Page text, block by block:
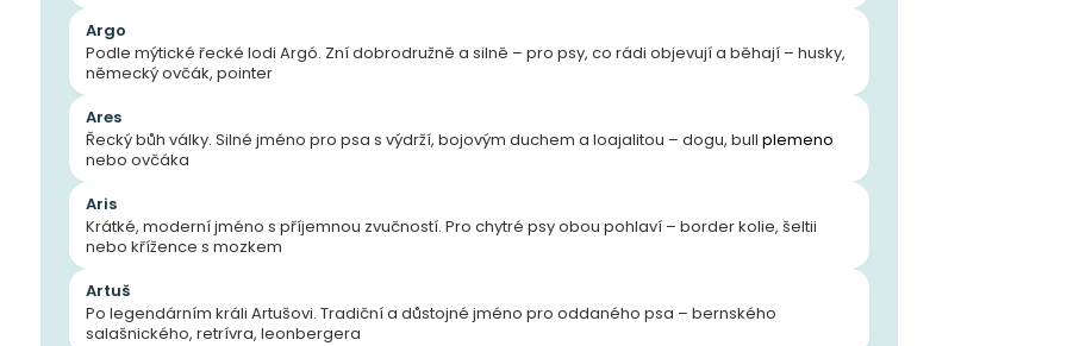
Argo
Podle mýtické řecké lodi Argó. Zní dobrodružně a silně – pro psy, co rádi objevují a běhají – husky,
německý ovčák, pointer
Ares
Řecký bůh války. Silné jméno pro psa s výdrží, bojovým duchem a loajalitou – dogu, bull plemeno
nebo ovčáka
Aris
Krátké, moderní jméno s příjemnou zvučností. Pro chytré psy obou pohlaví – border kolie, šeltii
nebo křížence s mozkem
Artuš
Po legendárním králi Artušovi. Tradiční a důstojné jméno pro oddaného psa – bernského
salašnického, retrívra, leonbergera